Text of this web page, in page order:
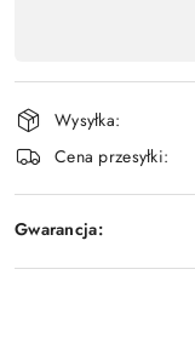
Wysyłka:
Cena przesyłki:
Gwarancja: